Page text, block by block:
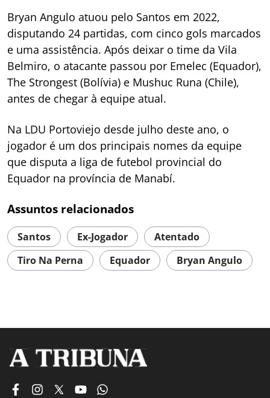
Bryan Angulo atuou pelo Santos em 2022,
disputando 24 partidas, com cinco gols marcados
e uma assistência. Após deixar o time da Vila
Belmiro, o atacante passou por Emelec (Equador),
The Strongest (Bolívia) e Mushuc Runa (Chile),
antes de chegar à equipe atual.
Na LDU Portoviejo desde julho deste ano, o
jogador é um dos principais nomes da equipe
que disputa a liga de futebol provincial do
Equador na província de Manabí.
Assuntos relacionados
Santos Ex-Jogador
Atentado
Tiro Na Perna
Equador Bryan Angulo